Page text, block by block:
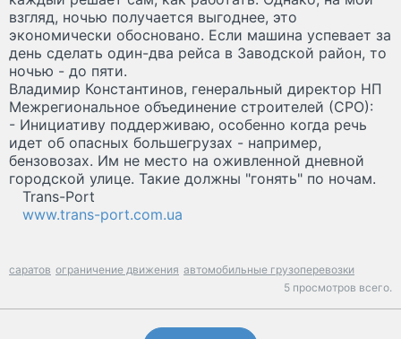
взгляд, ночью получается выгоднее, это
экономически обосновано. Если машина успевает за
день сделать один-два рейса в Заводской район, то
ночью - до пяти.
Владимир Константинов, генеральный директор НП
Межрегиональное объединение строителей (СРО):
- Инициативу поддерживаю, особенно когда речь
идет об опасных большегрузах - например,
бензовозах. Им не место на оживленной дневной
городской улице. Такие должны "гонять" по ночам.
Trans-Port
www.trans-port.com.ua
саратов ограничение движения автомобильные грузоперевозки
5 просмотров всего.